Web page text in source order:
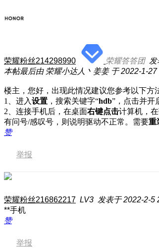
荣耀粉丝214298990 荣耀答答团 发
本帖最后由 荣耀小达人丶姜姜 于 2022-1-
楼主，您好，出现此情况建议您参考以下方
1、进入设置 ，搜索关键字“hdb”，点击并开
2、连接手机后，在桌面右键点击计算机，
有问号/感叹号，则说明驱动不正常。需要重
赞
举报
荣耀粉丝216862217 LV3 发表于 2022-2-5
**手机
赞
举报